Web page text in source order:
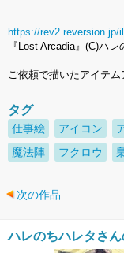
https://rev2.reversion.jp/
『Lost Arcadia』(C)ハ
ご依頼で描いたアイテム
タグ
仕事絵 アイコン
魔法陣
フクロウ
次の作品
ハレのちハレタさ